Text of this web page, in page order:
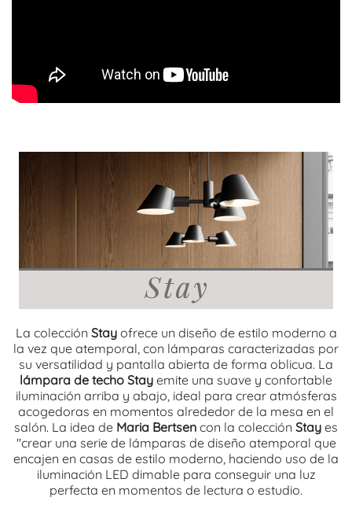
La colección Stayofrece un diseño de estilo moderno a
la vez que atemporal, con lámparas caracterizadas por
su versatilidad y pantalla abierta de forma oblicua. La
lámpara de techo Stay emite una suave y confortable
iluminación arriba y abajo, ideal para crear atmósferas
acogedoras en momentos alrededor de la mesa en el
salón. La idea de Maria Bertsen con la colección Stay es
"crear una serie de lámparas de diseño atemporal que
encajen en casas de estilo moderno, haciendo uso de la
iluminación LED dimable para conseguir una luz
perfecta en momentos de lectura o estudio.